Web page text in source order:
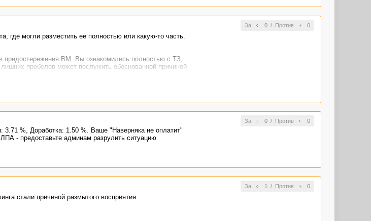
За 0/ Против 0
где могли разместить ее полностью или какую-то часть.
предостережения ВМ. Вы ознакомились полностью с ТЗ,
пробелов может послужить обоснованной причиной
За 0/ Против 0
3.71 %, Доработка: 1.50 %. Ваше "Наверняка не оплатит"
- предоставьте админам разрулить ситуацию
За 1 / Против 0
стали причиной размытого восприятия